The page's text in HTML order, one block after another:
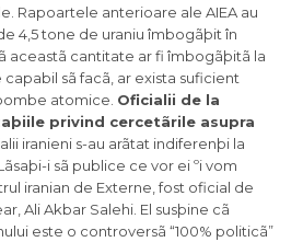
Rapoartele anterioare ale AIEA au
4,5 tone de uraniu îmbogãþit în
aceastã cantitate ar fi îmbogãþitã la
sã facã, ar exista suficient
atomice. Oficialii de la
privind cercetãrile asupra
iranieni s-au arãtat indiferenþi la
i sã publice ce vor ei ºi vom
iranian de Externe, fost oficial de
Ali Akbar Salehi. El susþine cã
este o controversã “100% politicã”